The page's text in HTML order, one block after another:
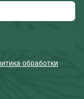
обработки